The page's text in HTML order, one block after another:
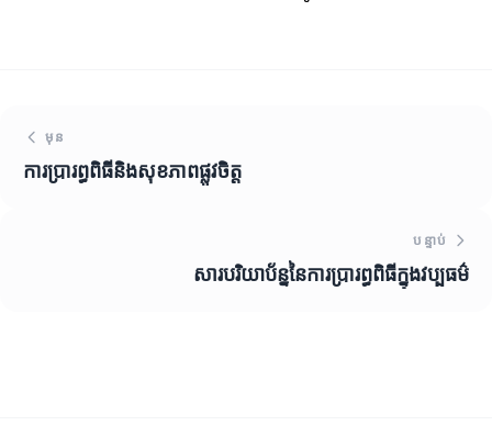
មុន
ការប្រារព្ធពិធីនិងសុខភាពផ្លូវចិត្ត
បន្ទាប់
សារបរិយាប័ន្ននៃការប្រារព្ធពិធីក្នុងវប្បធម៌